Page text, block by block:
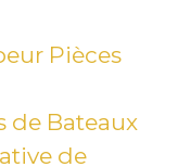
Pièces
de Bateaux
de